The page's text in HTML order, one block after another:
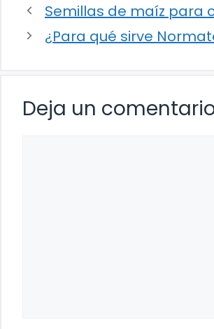
Semillas de maíz para
¿Para qué sirve
Deja un